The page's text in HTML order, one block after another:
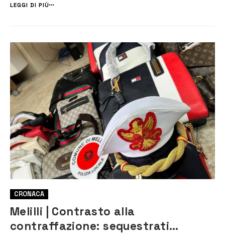
musicisti, la banda ha guidato le celebrazioni spaziando con bravura ...
LEGGI DI PIÙ
CRONACA
Melilli | Contrasto alla
contraffazione: sequestrati